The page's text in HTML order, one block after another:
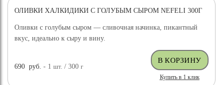
ОЛИВКИ ХАЛКИДИКИ С ГОЛУБЫМ СЫРОМ NEFELI 300Г
Оливки с голубым сыром — сливочная начинка, пикантный
вкус, идеально к сыру и вину.
690 руб. - 1шт. / 300г
Купить в 1 клик